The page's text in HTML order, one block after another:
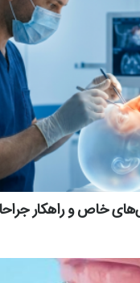
خاص و راهکار